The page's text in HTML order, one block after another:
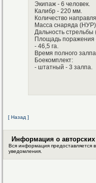
Экипаж - 6 человек.
Калибр - 220 мм.
Количество
Масса снаряда (НУР)
Дальность стрельбы
Площадь поражения
- 46,5 га.
Время полного
Боекомплект:
- штатный - 3 залпа.
[ Назад ]
Информация о авторских
Вся информация
уведомления.